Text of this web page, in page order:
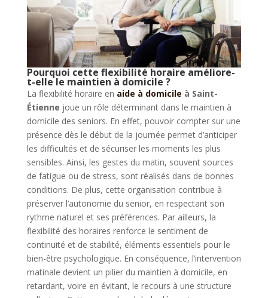
Pourquoi cette flexibilité horaire améliore-
t-elle le maintien à domicile ?
La flexibilité horaire en aide à domicile à Saint-
Étienne joue un rôle déterminant dans le maintien à
domicile des seniors. En effet, pouvoir compter sur une
présence dès le début de la journée permet d’anticiper
les difficultés et de sécuriser les moments les plus
sensibles. Ainsi, les gestes du matin, souvent sources
de fatigue ou de stress, sont réalisés dans de bonnes
conditions. De plus, cette organisation contribue à
préserver l’autonomie du senior, en respectant son
rythme naturel et ses préférences. Par ailleurs, la
flexibilité des horaires renforce le sentiment de
continuité et de stabilité, éléments essentiels pour le
bien-être psychologique. En conséquence, l’intervention
matinale devient un pilier du maintien à domicile, en
retardant, voire en évitant, le recours à une structure